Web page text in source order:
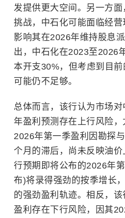
发提供更大空间。另一方
挑战，中石化可能面临经
影响其在2026年维持股息
出，中石化在2023至2026
本开支30%，但考虑到目
可能仍不足够。
总体而言，该行认为市场
年盈利预测存在上行风险
2026年第一季盈利因勘探
个月的滞后，尚未反映油
行预期即将公布的2026年
布)将录得强劲的按季增长
的强劲盈利轨迹。相反，
盈利存在下行风险，因其